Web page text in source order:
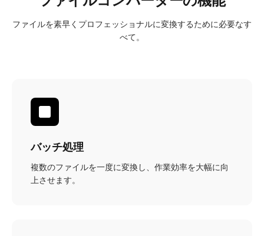
ファイルを素早くプロフェッショナルに変換するために必要なす
べて。
バッチ処理
複数のファイルを一度に変換し、作業効率を大幅に向
上させます。